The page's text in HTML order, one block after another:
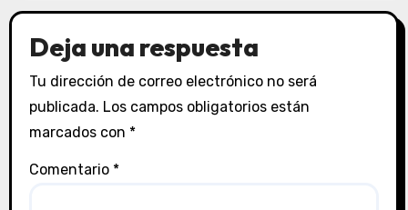
Deja una respuesta
Tu dirección de correo electrónico no será
publicada. Los campos obligatorios están
marcados con *
Comentario *